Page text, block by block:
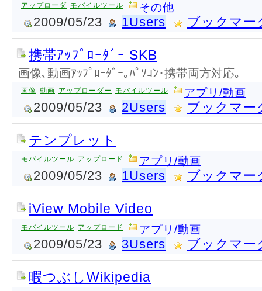
アップローダ モバイルツール その他
2009/05/23 1Users ブックマー
携帯ｱｯﾌﾟﾛｰﾀﾞｰ SKB
画像､動画ｱｯﾌﾟﾛｰﾀﾞｰ｡ﾊﾟｿｺﾝ･携帯両方対応｡
画像 動画 アップローダー モバイルツール アプリ/動画
2009/05/23 2Users ブックマー
テンプレット
モバイルツール アップロード アプリ/動画
2009/05/23 1Users ブックマー
iView Mobile Video
モバイルツール アップロード アプリ/動画
2009/05/23 3Users ブックマー
暇つぶしWikipedia